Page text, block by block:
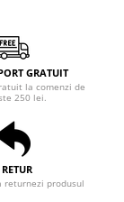
GRATUIT
la comenzi de
250 lei.
RETUR
returnezi produsul